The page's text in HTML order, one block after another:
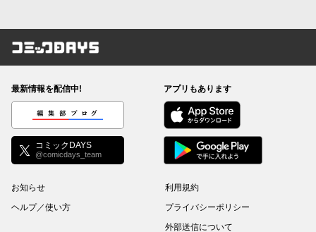
コミックDAYS
最新情報を配信中!
編集部ブログ
コミックDAYS
@comicdays_team
アプリもあります
お知らせ
ヘルプ／使い方
利用規約
プライバシーポリシー
外部送信について